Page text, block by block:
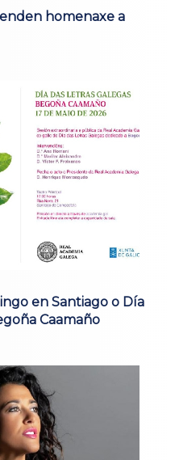
homenaxe a
en Santiago o Día
Caamaño